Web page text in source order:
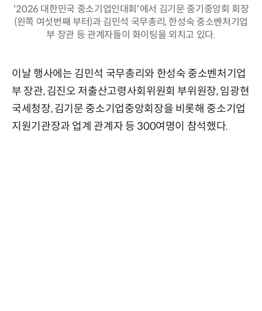
'2026 대한민국 중소기업인대회'에서 김기문 중기중앙회 회장
(왼쪽 여섯번째 부터)과 김민석 국무총리, 한성숙 중소벤처기업
부 장관 등 관계자들이 화이팅을 외치고 있다.
이날 행사에는 김민석 국무총리와 한성숙 중소벤처기업
부 장관, 김진오 저출산고령사회위원회 부위원장, 임광현
국세청장, 김기문 중소기업중앙회장을 비롯해 중소기업
지원기관장과 업계 관계자 등 300여명이 참석했다.